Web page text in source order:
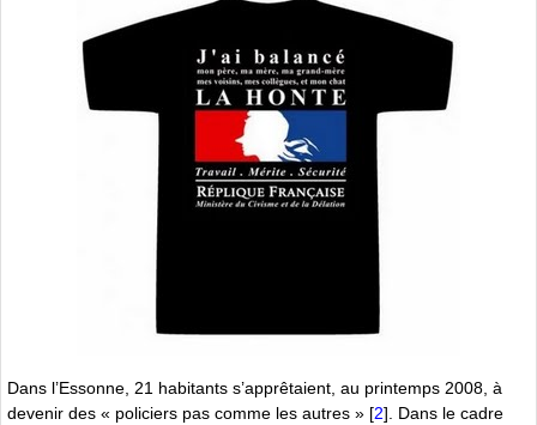
Dans l’Essonne, 21 habitants s’apprêtaient, au printemps 2008, à
devenir des « policiers pas comme les autres » [2]. Dans le cadre